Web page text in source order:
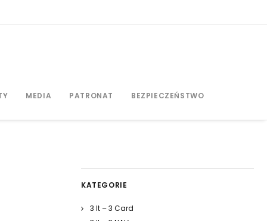
MEDIA PATRONAT BEZPIECZEŃSTWO
KATEGORIE
3 It – 3 Card